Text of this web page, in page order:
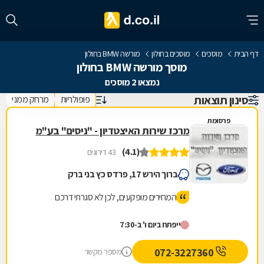
דף הבית מוסכים מוסכים בחולון מורשה BMW בחולון
מוסך מורשה BMW בחולון
נמצאו 2 מוסכים
סינון תוצאות פופולריות מרחק ממני
פרסומת
מרכז שירות האיצטדיון - "ניסים" בע"מ
(4.1) 43 דירוגים
ברוך הירש 17, פרדס כץ בני ברק
המחירים מופקעים, לכן לא סגרתי דרכם
ייפתח ביום ו' ב-7:30
מספר מקשר